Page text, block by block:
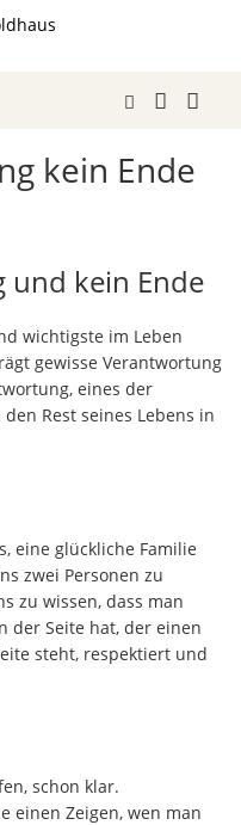
kein Ende
und kein Ende
wichtigste im Leben
gewisse Verantwortung
eines der
Rest seines Lebens in
eine glückliche Familie
zwei Personen zu
zu wissen, dass man
der Seite hat, der einen
steht, respektiert und
schon klar.
einen Zeigen, wen man